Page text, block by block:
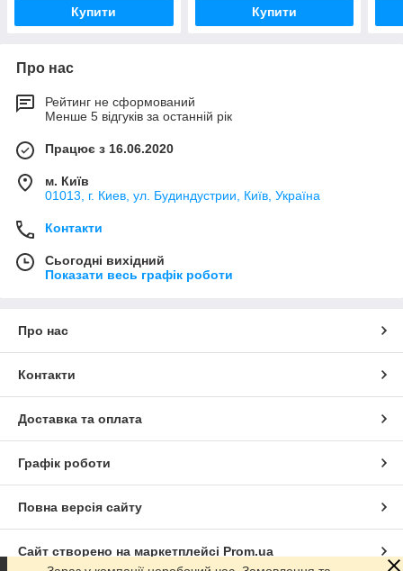
Купити Купити
Про нас
Рейтинг не сформований
Менше 5 відгуків за останній рік
Працює з 16.06.2020
м. Київ
01013, г. Киев, ул. Будиндустрии, Київ, Україна
Контакти
Сьогодні вихідний
Показати весь графік роботи
Про нас
Контакти
Доставка та оплата
Графік роботи
Повна версія сайту
Сайт створено на маркетплейсі Prom.ua